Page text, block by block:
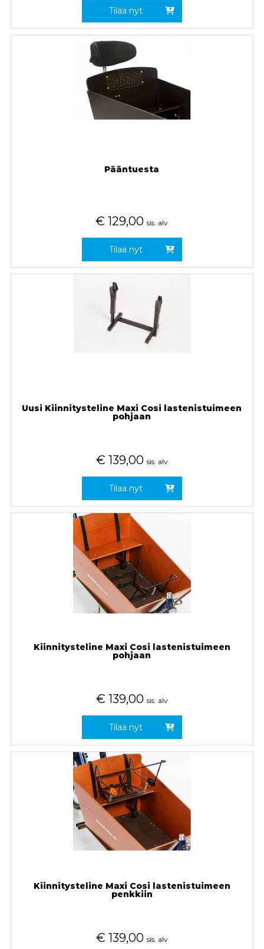
Tilaa nyt
Pääntuesta
€ 129,00 sis. alv
Tilaa nyt
Uusi Kiinnitysteline Maxi Cosi lastenistuimeen
pohjaan
€ 139,00 sis. alv
Tilaa nyt
Kiinnitysteline Maxi Cosi lastenistuimeen
pohjaan
€ 139,00 sis. alv
Tilaa nyt
Kiinnitysteline Maxi Cosi lastenistuimeen
penkkiin
€ 139,00 sis. alv